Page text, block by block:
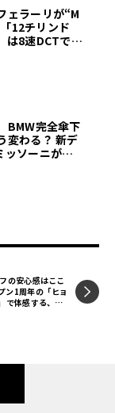
ェラーリが“M
12チリンド
は8速DCTで
BMW完全傘下
変わる？ 新デ
ッソーニが明
LAB》
の安心感はここ
ン1周年の「ヒョ
で体感する、モ